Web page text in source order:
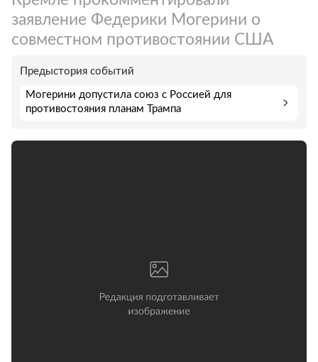
заявление Федерики Могерини о
совместном противостоянии США
Предыстория событий
Могерини допустила союз с Россией для
противостояния планам Трампа